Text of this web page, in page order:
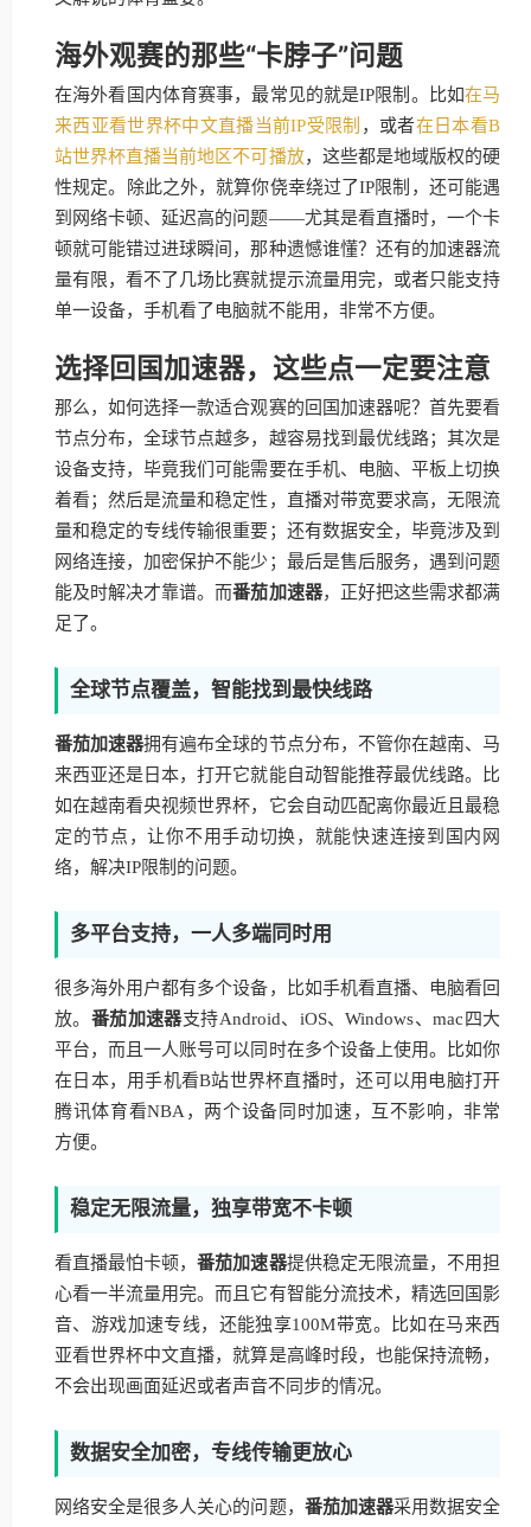
海外观赛的那些“卡脖子”问题
在海外看国内体育赛事，最常见的就是IP限制。比如在马
来西亚看世界杯中文直播当前IP受限制 ，或者在日本看B
站世界杯直播当前地区不可播放，这些都是地域版权的硬
性规定。除此之外，就算你侥幸绕过了IP限制，还可能遇
到网络卡顿、延迟高的问题——尤其是看直播时，一个卡
顿就可能错过进球瞬间，那种遗憾谁懂？还有的加速器流
量有限，看不了几场比赛就提示流量用完，或者只能支持
单一设备，手机看了电脑就不能用，非常不方便。
选择回国加速器，这些点一定要注意
那么，如何选择一款适合观赛的回国加速器呢？首先要看
节点分布，全球节点越多，越容易找到最优线路；其次是
设备支持，毕竟我们可能需要在手机、电脑、平板上切换
着看；然后是流量和稳定性，直播对带宽要求高，无限流
量和稳定的专线传输很重要；还有数据安全，毕竟涉及到
网络连接，加密保护不能少；最后是售后服务，遇到问题
能及时解决才靠谱。而番茄加速器，正好把这些需求都满
足了。
全球节点覆盖，智能找到最快线路
番茄加速器拥有遍布全球的节点分布，不管你在越南、马
来西亚还是日本，打开它就能自动智能推荐最优线路。比
如在越南看央视频世界杯，它会自动匹配离你最近且最稳
定的节点，让你不用手动切换，就能快速连接到国内网
络，解决IP限制的问题。
多平台支持，一人多端同时用
很多海外用户都有多个设备，比如手机看直播、电脑看回
放。 番茄加速器支持Android、iOS、Windows、mac四大
平台，而且一人账号可以同时在多个设备上使用。比如你
在日本，用手机看B站世界杯直播时，还可以用电脑打开
腾讯体育看NBA，两个设备同时加速，互不影响，非常
方便。
稳定无限流量，独享带宽不卡顿
看直播最怕卡顿，番茄加速器提供稳定无限流量，不用担
心看一半流量用完。而且它有智能分流技术，精选回国影
音、游戏加速专线，还能独享100M带宽。比如在马来西
亚看世界杯中文直播，就算是高峰时段，也能保持流畅，
不会出现画面延迟或者声音不同步的情况。
数据安全加密，专线传输更放心
网络安全是很多人关心的问题， 番茄加速器采用数据安全